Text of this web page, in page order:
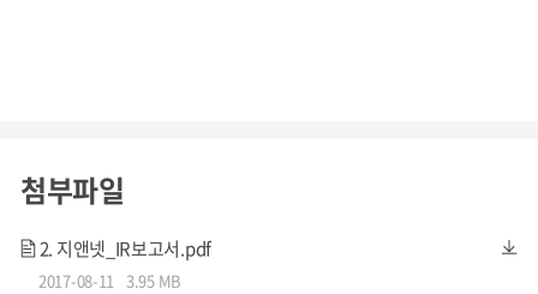
첨부파일
2. 지앤넷_IR보고서.pdf
2017-08-11 3.95 MB